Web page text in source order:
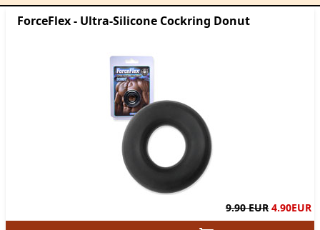
ForceFlex - Ultra-Silicone Cockring Donut
9.90 EUR 4.90EUR